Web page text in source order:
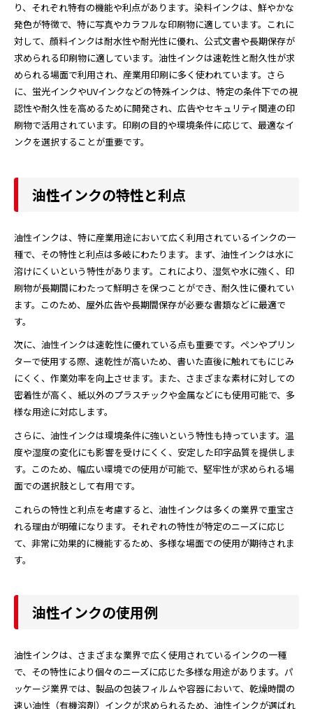
り、それぞれ特有の機能や利点があります。染料インクは、鮮やかな
発色が特徴で、特に写真やカラフルな印刷物に適しています。これに
対して、顔料インクは耐水性や耐光性に優れ、公式文書や長期保存が
求められる印刷物に適しています。油性インクは速乾性と耐久性が求
められる場面で利用され、産業用印刷に多く使われています。さら
に、蛍光インクやUVインクなどの特殊インクは、特定の条件下での視
認性や耐久性を高めるために開発され、広告やセキュリティ関連の印
刷物で活用されています。印刷の目的や環境条件に応じて、最適なイ
ンクを選択することが重要です。
油性インクの特性と利点
油性インクは、特に産業用途において広く利用されているインクの一
種で、その特性と利点は多岐にわたります。まず、油性インクは水に
溶けにくいという特性があります。これにより、湿気や水に強く、印
刷物が長期間にわたって鮮明さを保つことができ、耐久性に優れてい
ます。このため、屋外広告や長期間保存が必要な書類などに最適で
す。
次に、油性インクは速乾性に優れている点も重要です。ペンやプリン
ターで使用する際、速乾性が高いため、書いた直後に触れてもにじみ
にくく、作業効率を向上させます。また、さまざまな素材に対しての
密着性が高く、紙以外のプラスチックや金属などにも使用可能で、多
様な用途に対応します。
さらに、油性インクは環境条件に強いという特性も持っています。温
度や湿度の変化にも影響を受けにくく、安定した印字品質を提供しま
す。このため、幅広い環境での使用が可能で、堅牢性が求められる場
面での選択肢として有用です。
これらの特性と利点を考慮すると、油性インクは多くの業界で重宝さ
れる理由が明確になります。それぞれの特性が特定のニーズに応じ
て、非常に効果的に機能するため、多様な場面での使用が期待されま
す。
油性インクの使用例
油性インクは、さまざまな業界で広く使用されているインクの一種
で、その特性により個々のニーズに応じた多様な用途があります。パ
ッケージ業界では、製品の包装フィルムや容器において、乾燥時間の
速い油性（有機溶剤）インクが求められるため、油性インクが選ばれ